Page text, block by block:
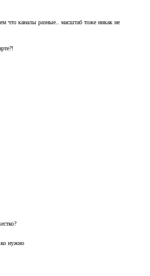
что каналы разные.. масштаб тоже никак не
нужно